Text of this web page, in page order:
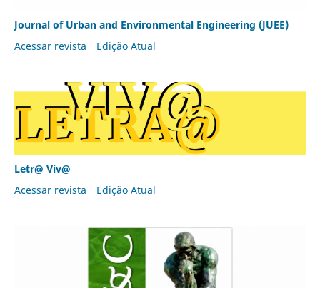
Journal of Urban and Environmental Engineering (JUEE)
Acessar revista
Edição Atual
Letr@ Viv@
Acessar revista
Edição Atual